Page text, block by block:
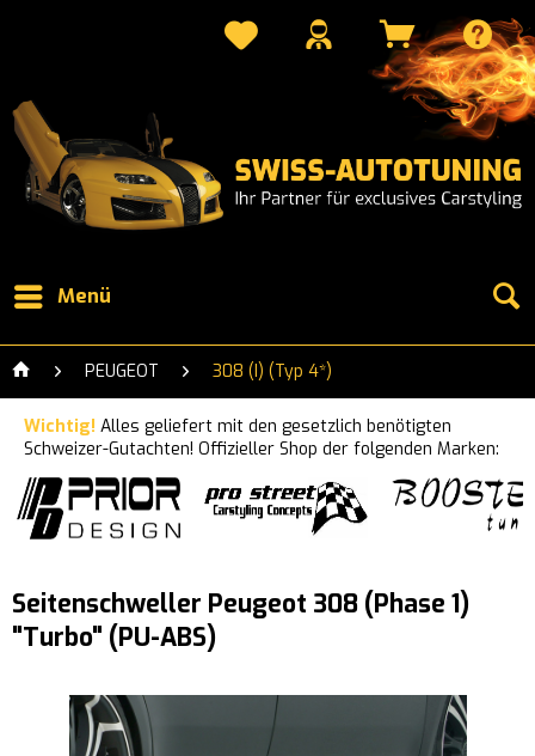
Menü
PEUGEOT 308 (I) (Typ 4*)
Wichtig! Alles geliefert mit den gesetzlich benötigten
Schweizer-Gutachten! Offizieller Shop der folgenden Marken:
Seitenschweller Peugeot 308 (Phase 1)
"Turbo" (PU-ABS)